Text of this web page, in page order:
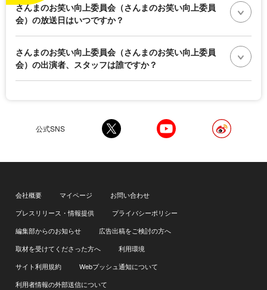
さんまのお笑い向上委員会（さんまのお笑い向上委員
会）の放送日はいつですか？
さんまのお笑い向上委員会（さんまのお笑い向上委員
会）の出演者、スタッフは誰ですか？
公式SNS
会社概要 マイページ
お問い合わせ
プレスリリース・情報提供
プライバシーポリシー
編集部からのお知らせ
広告出稿をご検討の方へ
取材を受けてくださった方へ
利用環境
サイト利用規約
Webプッシュ通知について
利用者情報の外部送信について